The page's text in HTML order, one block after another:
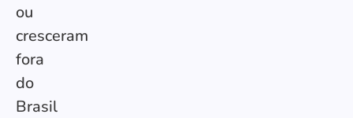
ou
cresceram
fora
do
Brasil